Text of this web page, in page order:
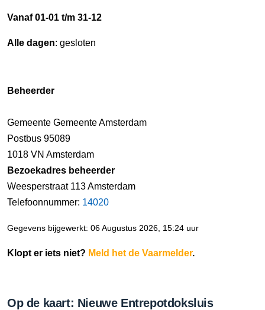
Vanaf 01-01 t/m 31-12
Alle dagen: gesloten
Beheerder
Gemeente Gemeente Amsterdam
Postbus 95089
1018 VN Amsterdam
Bezoekadres beheerder
Weesperstraat 113 Amsterdam
Telefoonnummer: 14020
Gegevens bijgewerkt: 06 Augustus 2026, 15:24 uur
Klopt er iets niet? Meld het de Vaarmelder.
Op de kaart: Nieuwe Entrepotdoksluis